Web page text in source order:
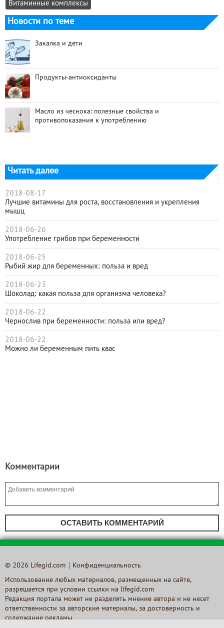
Витаминные комплексы
Новости по теме
Закалка и дети
Продукты-антиоксиданты
Масло из чеснока: полезные свойства и
противопоказания к употреблению
Читать далее
2018-08-17
Лучшие витамины для роста, восстановления и укрепления
мышц
2018-06-26
Употребление грибов при беременности
2018-06-25
Рыбий жир для беременных: польза и вред
2018-06-23
Шоколад: какая польза для организма человека?
2018-06-22
Чернослив при беременности: польза или вред?
2018-06-22
Можно ли беременным пить квас
Комментарии
ОСТАВИТЬ КОММЕНТАРИЙ
© 2026 Lifegid.com Конфиденциальность
Использование любых материалов, размещенных на сайте,
разрешается при условии ссылки на lifegid.com
Редакция портала может не разделять мнение автора и не несет
ответственности за авторские материалы, за достоверность и
содержание рекламы